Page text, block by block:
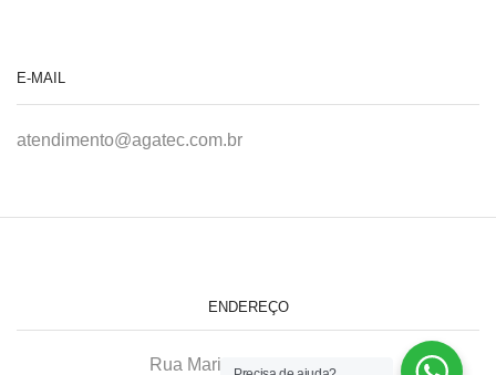
E-MAIL
atendimento@agatec.com.br
ENDEREÇO
Rua Maria Afonso, 166-A